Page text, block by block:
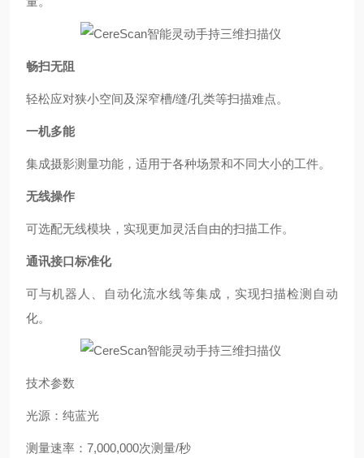
畅扫无阻
轻松应对狭小空间及深窄槽/缝/孔类等扫描难点。
一机多能
集成摄影测量功能，适用于各种场景和不同大小的工件。
无线操作
可选配无线模块，实现更加灵活自由的扫描工作。
通讯接口标准化
可与机器人、自动化流水线等集成，实现扫描检测自动
化。
技术参数
光源 ： 纯蓝光
测量速率 ： 7,000,000次测量/秒